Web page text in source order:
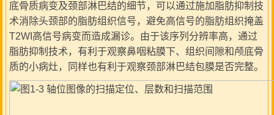
底骨质病变及颈部淋巴结的细节，可以通过施加脂肪抑制技
术消除头颈部的脂肪组织信号，避免高信号的脂肪组织掩盖
T2WI高信号病变而造成漏诊。由于该序列分辨率高，通过
脂肪抑制技术，有利于观察鼻咽粘膜下、组织间隙和颅底骨
质的小病灶，同样也有利于观察颈部淋巴结包膜是否完整。